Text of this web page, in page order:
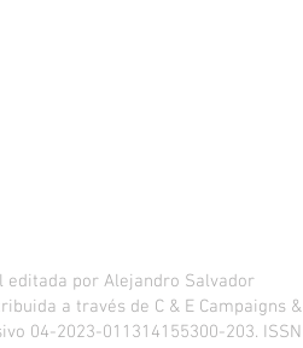
editada por Alejandro Salvador
a través de C & E Campaigns &
04-2023-011314155300-203. ISSN